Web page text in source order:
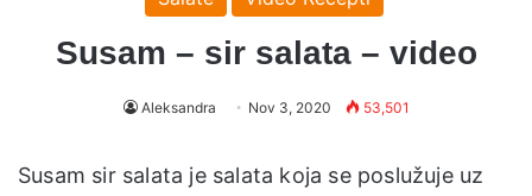
Susam – sir salata – video
Aleksandra Nov 3, 2020 53,501
Susam sir salata je salata koja se poslužuje uz